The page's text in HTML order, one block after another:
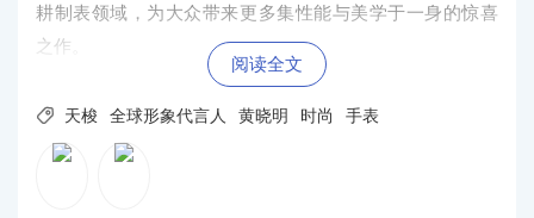
耕制表领域，为大众带来更多集性能与美学于一身的惊喜
之作。
阅读全文
 天梭 全球形象代言人 黄晓明 时尚 手表